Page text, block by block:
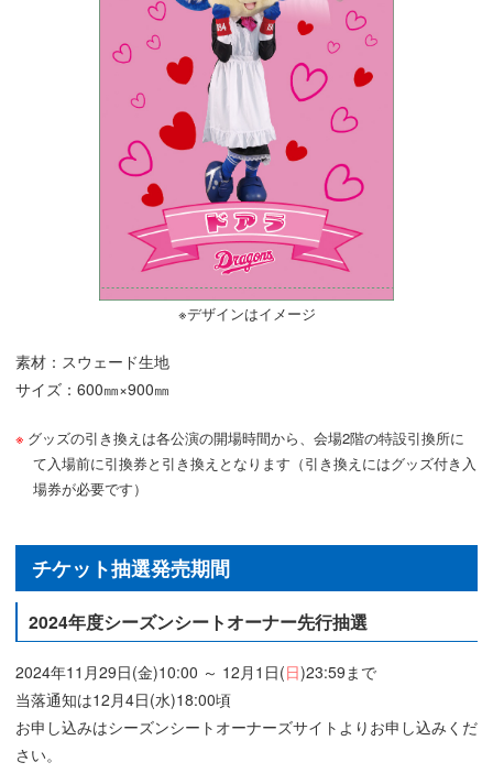
※デザインはイメージ
素材：スウェード生地
サイズ：600㎜×900㎜
グッズの引き換えは各公演の開場時間から、会場2階の特設引換所に
て入場前に引換券と引き換えとなります（引き換えにはグッズ付き入
場券が必要です）
チケット抽選発売期間
2024年度シーズンシートオーナー先行抽選
2024年11月29日(金)10:00 ～ 12月1日(日)23:59まで
当落通知は12月4日(水)18:00頃
お申し込みはシーズンシートオーナーズサイトよりお申し込みくだ
さい。